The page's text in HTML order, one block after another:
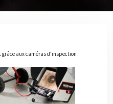
aux caméras d’inspection